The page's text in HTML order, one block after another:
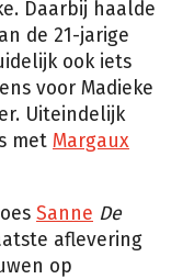
Daarbij haalde
de 21-jarige
ook iets
voor Madieke
Uiteindelijk
met Margaux
Sanne De
aflevering
op